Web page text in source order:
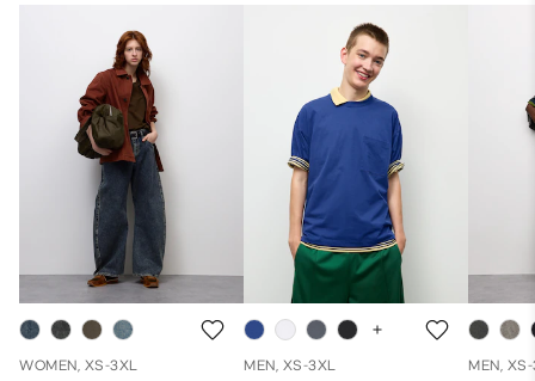
WOMEN, XS-3XL MEN, XS-3XL MEN,